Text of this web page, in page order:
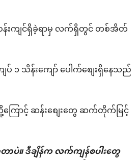
းကျင်ရှိခဲ့ရာမှ လက်ရှိတွင် တစ်အိတ်
သိန်းကျော် ပေါက်စျေးရှိနေသည်
ြောင့် ဆန်းစျေးတွေ ဆက်တိုက်မြင့်
ပဲ။ ဒီချိန်က လက်ကျန်စပါးတွေ